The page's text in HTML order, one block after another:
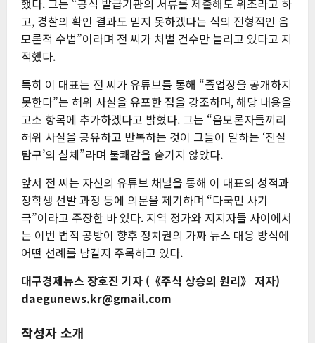
했다. 그는 “공식 발급기관의 서류를 제출해도 위조라고 하
고, 경찰의 확인 결과도 믿지 못하겠다는 식의 전형적인 음
모론적 수법”이라며 전 씨가 처벌 건수만 늘리고 있다고 지
적했다.
특히 이 대표는 전 씨가 유튜브를 통해 “졸업장을 공개하지
못한다”는 허위 사실을 유포한 점을 강조하며, 해당 내용을
고소 항목에 추가하겠다고 밝혔다. 그는 “음모론자들끼리
허위 사실을 공유하고 반복하는 것이 그들이 말하는 ‘진실
탐구’의 실체”라며 불쾌감을 숨기지 않았다.
앞서 전 씨는 자신의 유튜브 채널을 통해 이 대표의 성적과
장학생 선발 과정 등에 의문을 제기하며 “다국민 사기
극”이라고 주장한 바 있다. 지역 정가와 지지자들 사이에서
는 이번 법적 공방이 향후 정치권의 가짜 뉴스 대응 방식에
어떤 선례를 남길지 주목하고 있다.
대구경제뉴스 장호진 기자 (《주식 상승의 원리》 저자)
daegunews.kr@gmail.com
작성자 소개